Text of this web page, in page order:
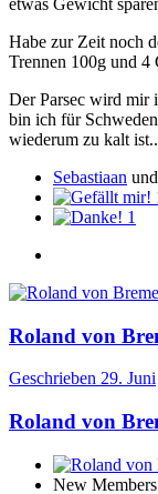
etwas Gewicht
Habe zur Zeit noch
Trennen 100g und 4
Der Parsec wird mir
bin ich für
wiederum zu kalt
Sebastiaan und
1
Roland von
Geschrieben 29. Juni
Roland von
New Members